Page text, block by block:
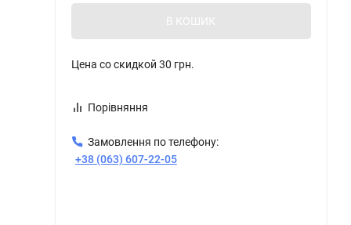
В КОШИК
Цена со скидкой 30 грн.
Порівняння
Замовлення по телефону:
+38 (063) 607-22-05